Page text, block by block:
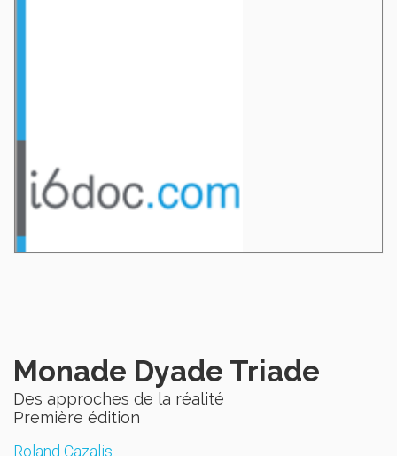
Monade Dyade Triade
Des approches de la réalité
Première édition
Roland Cazalis